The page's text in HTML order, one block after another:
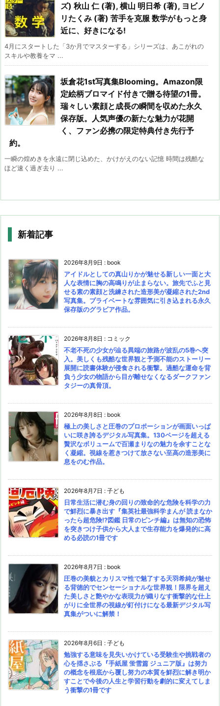
ズ) 秋山 仁 (著), 横山 明日希 (著), ヨビノ
リたくみ (著) 苦手を克服 数学がもっと身
近に、好きになる!
4月にスタートした「3か月でマスターする」シリーズは、あこがれの
スキルや教養をマ ...
坂倉花1st写真集Blooming。Amazon限
定絵柄ブロマイド付きで贈る待望の1冊。
瑞々しい素顔と成長の瞬間を収めた永久
保存版。人気声優の新たな魅力が花開
く、ファン必携の限定特典付き先行予
約。
一瞬の煌めきを永遠に閉じ込めた、かけがえのない記憶 時間は残酷な
ほど速く過ぎ去り ...
新着記事
2026年8月9日 : book
アイドルとしての真山りかが魅せる新しい一面と大
人な表情に胸の高鳴りが止まらない。旅先でふと見
せる素の素顔と洗練された造形美が凝縮された2nd
写真集。プライベートな雰囲気に引き込まれる永久
保存版のグラビア作品。
2026年8月8日 : コミック
不老不死の少女が辿る異端の旅路が波乱の5巻へ突
入。美しくも残酷な世界観と予測不能のストーリー
展開に読書体験が侵食される衝撃。過酷な運命を背
負う少女の物語から目が離せなくなるダークファン
タジーの真骨頂。
2026年8月8日 : book
極上の美しさと圧巻のプロポーションが画面いっぱ
いに咲き誇るデジタル写真集。130ページを超える
贅沢なボリュームで百瀬まりなの魅力を余すことな
く凝縮。視線を惹きつけて放さない至高の造形美に
息をのむ作品。
2026年8月7日 : 子ども
日常生活に潜む身の回りの致命的な危険を科学の力
で鮮烈に暴き出す『集英社最強科学まんが 読まなか
ったら超危険!?図鑑 日常のピンチ編』は無知の恐怖
を突きつけ子供から大人まで生存能力を爆発的に高
める必読の1冊です
2026年8月7日 : book
圧巻の美貌とカリスマ性で魅了する天羽希純が魅せ
る背徳的でセンセーショナルな世界観！限界を超え
た美しさと艶やかな表現力が織りなす衝撃的な仕上
がりに全世界の視線が釘付けになる最新デジタル写
真集がついに解禁！
2026年8月6日 : 子ども
勉強する意味を見失いかけている受験生や挑戦者の
心を揺さぶる『手紙屋 蛍雪篇 ジュニア版』は努力
の概念を根底から覆し努力の本質を鮮烈に解き明か
すことで今後の人生と学習行動を劇的に変えてしま
う衝撃の1冊です